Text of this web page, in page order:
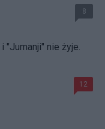
8
"Jumanji" nie żyje.
12